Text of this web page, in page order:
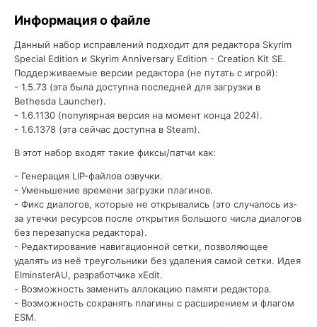
Информация о файле
Данный набор исправлений подходит для редактора Skyrim
Special Edition и Skyrim Anniversary Edition - Creation Kit SE.
Поддерживаемые версии редактора (не путать с игрой):
- 1.5.73 (эта была доступна последней для загрузки в
Bethesda Launcher).
- 1.6.1130 (популярная версия на момент конца 2024).
- 1.6.1378 (эта сейчас доступна в Steam).
В этот набор входят такие фиксы/патчи как:
- Генерация LIP-файлов озвучки.
- Уменьшение времени загрузки плагинов.
- Фикс диалогов, которые не открывались (это случалось из-
за утечки ресурсов после открытия большого числа диалогов
без перезапуска редактора).
- Редактирование навигационной сетки, позволяющее
удалять из неё треугольники без удаления самой сетки. Идея
ElminsterAU, разработчика xEdit.
- Возможность заменить аллокацию памяти редактора.
- Возможность сохранять плагины с расширением и флагом
ESM.